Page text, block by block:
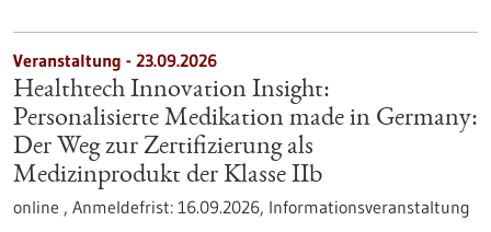
Veranstaltung - 23.09.2026
Healthtech Innovation Insight:
Personalisierte Medikation made in Germany:
Der Weg zur Zertifizierung als
Medizinprodukt der Klasse IIb
online , Anmeldefrist: 16.09.2026, Informationsveranstaltung